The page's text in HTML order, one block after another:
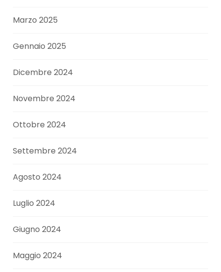
Marzo 2025
Gennaio 2025
Dicembre 2024
Novembre 2024
Ottobre 2024
Settembre 2024
Agosto 2024
Luglio 2024
Giugno 2024
Maggio 2024